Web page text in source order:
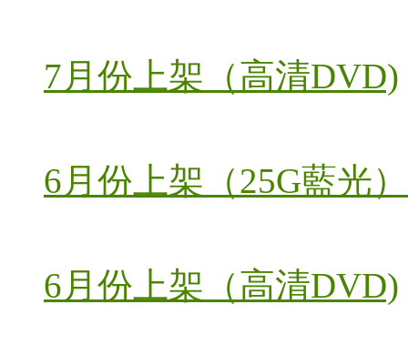
7月份上架（高清DVD)
6月份上架（25G藍光）
6月份上架（高清DVD)